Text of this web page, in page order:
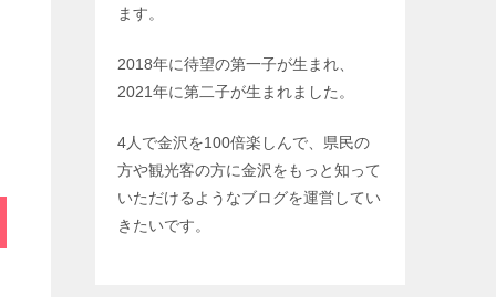
ます。
2018年に待望の第一子が生まれ、
2021年に第二子が生まれました。
4人で金沢を100倍楽しんで、県民の
方や観光客の方に金沢をもっと知って
いただけるようなブログを運営してい
きたいです。